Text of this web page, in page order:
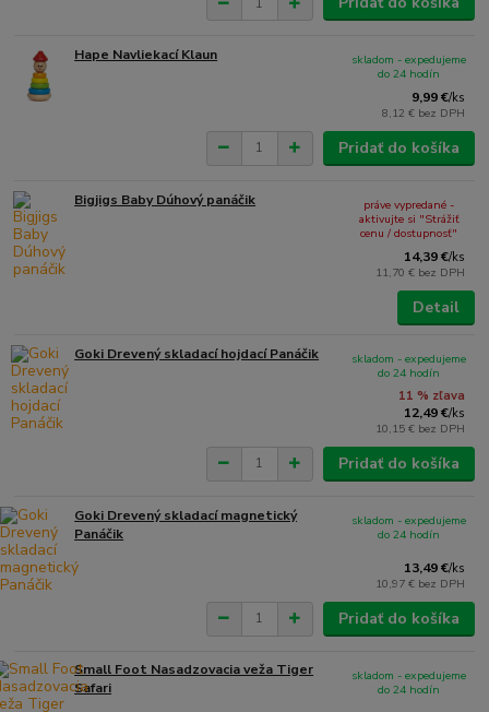
Hape Navliekací Klaun
9,99 €/ks
8,12 € bez DPH
skladom - expedujeme
do 24 hodín
Pridať do košíka
Bigjigs Baby Dúhový panáčik
14,39 €/ks
11,70 € bez DPH
práve vypredané -
aktivujte si "Strážiť
cenu / dostupnosť"
Detail
Goki Drevený skladací hojdací Panáčik
11 % zľava
12,49 €/ks
10,15 € bez DPH
skladom - expedujeme
do 24 hodín
Pridať do košíka
Goki Drevený skladací magnetický
Panáčik
13,49 €/ks
10,97 € bez DPH
skladom - expedujeme
do 24 hodín
Pridať do košíka
Small Foot Nasadzovacia veža Tiger
Safari
skladom - expedujeme
do 24 hodín